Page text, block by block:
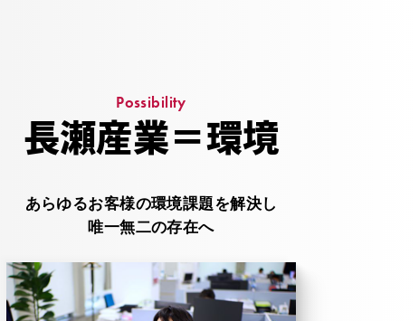
Possibility
長瀬産業＝環境
あらゆるお客様の環境課題を解決し
唯一無二の存在へ